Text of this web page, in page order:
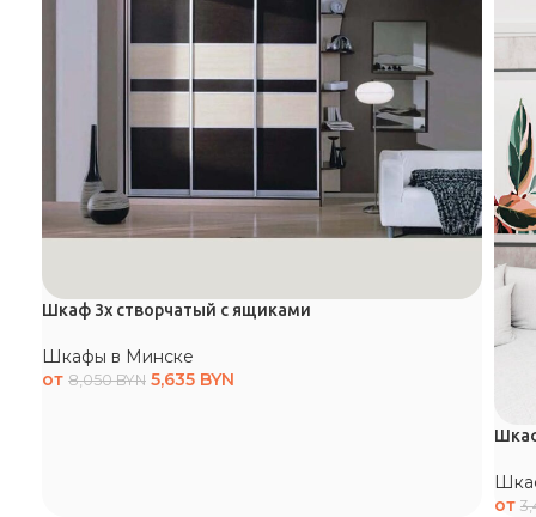
Шкаф 3х створчатый с ящиками
Шкафы в Минске
от 8,050BYN 5,635 BYN
от